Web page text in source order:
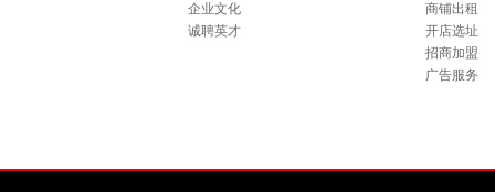
企业文化
诚聘英才
商铺出租
开店选址
招商加盟
广告服务